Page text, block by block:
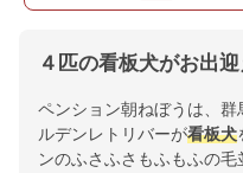
４匹の看板犬がお出迎
ペンション朝ねぼうは、
ルデンレトリバーが看板犬
ンのふさふさもふもふの